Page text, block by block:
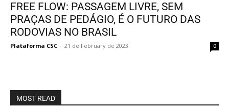
FREE FLOW: PASSAGEM LIVRE, SEM
PRAÇAS DE PEDÁGIO, É O FUTURO DAS
RODOVIAS NO BRASIL
Plataforma CSC - 21 de February de 2023 0
MOST READ